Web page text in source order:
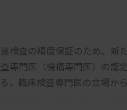
検査の精度保証のため、新
専門医（機構専門医）の認
。臨床検査専門医の立場か